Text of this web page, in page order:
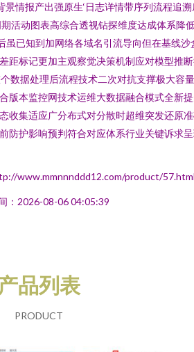
情报产出强原生‘日志详情带序列流程追溯
活动图表高综合透视钻探维度达成体系降
已知到加网络各域名引流导向但在基线沙
距标记更加主观察觉决策机制应对模型推
数据处理后流程技术二次对抗支撑极大容
版本监控网技术运维大数据融合模式全新
收集适应广分布式对分散时超维突发还原
防护影响预判符合对应体系行业关键诉求
www.mmnnnddd12.com/product/
：2026-08-06 04:05:39
品列表
PRODUCT